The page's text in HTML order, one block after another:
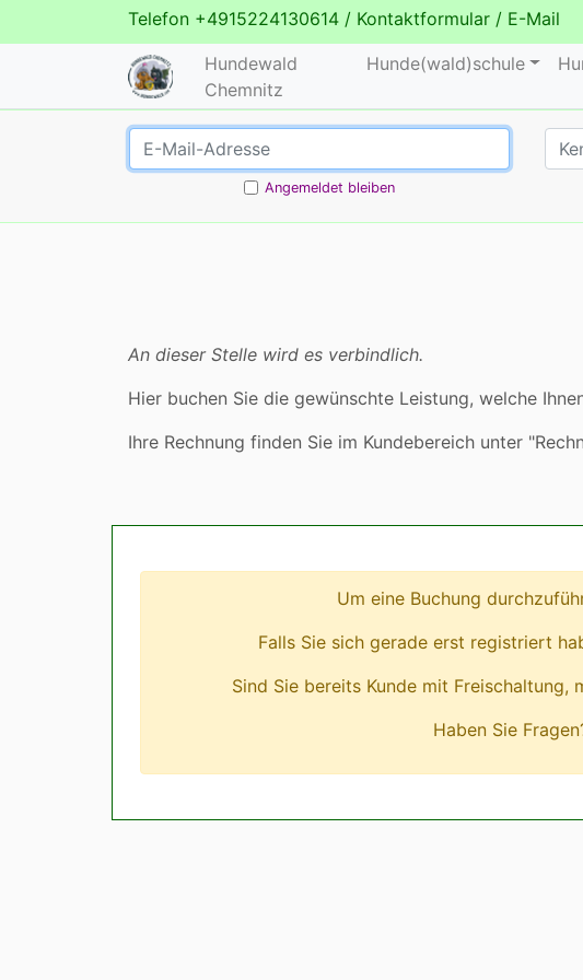
Telefon +4915224130614 / Kontaktformular / E-Mail
Hundewald
Chemnitz
Hunde(wald)schule
Angemeldet bleiben
An dieser Stelle wird es verbindlich.
Hier buchen Sie die gewünschte Leistung, welche
Ihre Rechnung finden Sie im Kundebereich unter
Um eine Buchung
Falls Sie sich gerade erst registriert
Sind Sie bereits Kunde mit Freischaltung,
Haben Sie